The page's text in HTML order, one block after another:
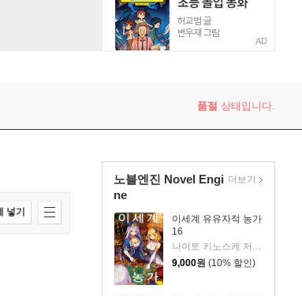
AD
품절 상태입니다.
노블엔진 Novel Engi
ne
이세계 유유자적 농가
16
나이토 키노스케 저/야스모 그림/JYH 역
9,000원 (10% 할인)
더보기
넣기